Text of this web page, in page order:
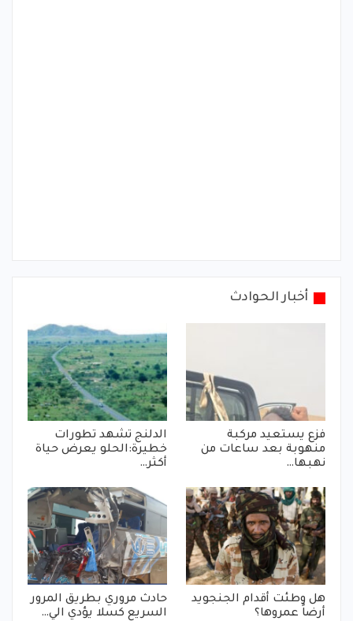
أخبار الحوادث
فزع يستعيد مركبة
منهوبة بعد ساعات من
نهبها…
الدلنج تشهد تطورات
خطيرة:الحلو يعرض حياة
أكثر…
هل وطئت أقدام الجنجويد
أرضاً عمروها؟
حادث مروري بطريق المرور
السريع كسلا يؤدي الي…